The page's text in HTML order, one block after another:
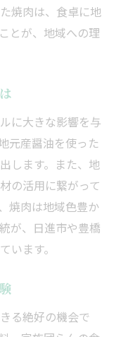
かにする理由
の楽しみ方
地域応援
ひととき
たり時間
トを解説
する方法
ベート感
ポイント
残る理由
とは
化の魅力
焼肉は、食卓に地
とが、地域への理
に大きな影響を与
元産醤油を使った
します。また、地
の活用に繋がって
焼肉は地域色豊か
が、日進市や豊橋
います。
る絶好の機会で